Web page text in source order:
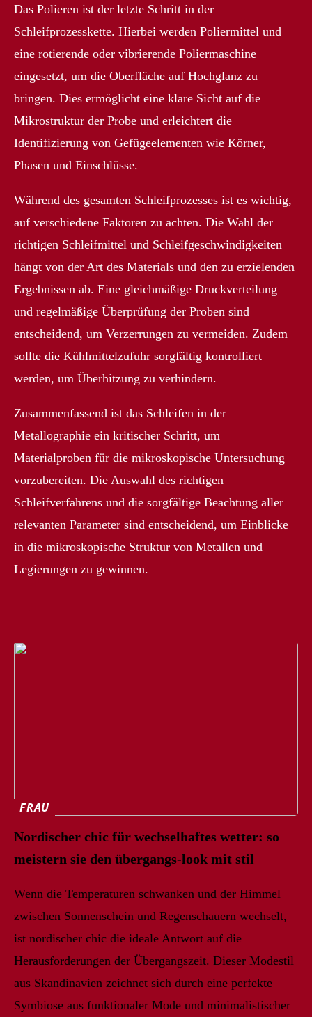
Das Polieren ist der letzte Schritt in der
Schleifprozesskette. Hierbei werden Poliermittel und
eine rotierende oder vibrierende Poliermaschine
eingesetzt, um die Oberfläche auf Hochglanz zu
bringen. Dies ermöglicht eine klare Sicht auf die
Mikrostruktur der Probe und erleichtert die
Identifizierung von Gefügeelementen wie Körner,
Phasen und Einschlüsse.
Während des gesamten Schleifprozesses ist es wichtig,
auf verschiedene Faktoren zu achten. Die Wahl der
richtigen Schleifmittel und Schleifgeschwindigkeiten
hängt von der Art des Materials und den zu erzielenden
Ergebnissen ab. Eine gleichmäßige Druckverteilung
und regelmäßige Überprüfung der Proben sind
entscheidend, um Verzerrungen zu vermeiden. Zudem
sollte die Kühlmittelzufuhr sorgfältig kontrolliert
werden, um Überhitzung zu verhindern.
Zusammenfassend ist das Schleifen in der
Metallographie ein kritischer Schritt, um
Materialproben für die mikroskopische Untersuchung
vorzubereiten. Die Auswahl des richtigen
Schleifverfahrens und die sorgfältige Beachtung aller
relevanten Parameter sind entscheidend, um Einblicke
in die mikroskopische Struktur von Metallen und
Legierungen zu gewinnen.
FRAU
Nordischer chic für wechselhaftes wetter: so
meistern sie den übergangs-look mit stil
Wenn die Temperaturen schwanken und der Himmel
zwischen Sonnenschein und Regenschauern wechselt,
ist nordischer chic die ideale Antwort auf die
Herausforderungen der Übergangszeit. Dieser Modestil
aus Skandinavien zeichnet sich durch eine perfekte
Symbiose aus funktionaler Mode und minimalistischer